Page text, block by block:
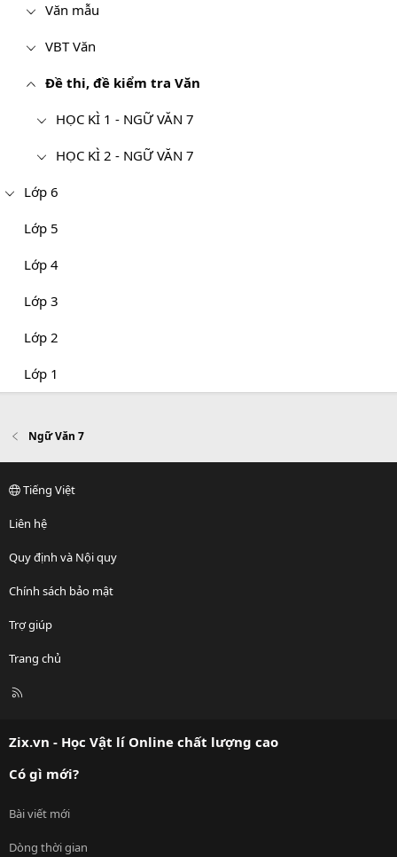
Văn mẫu
VBT Văn
Đề thi, đề kiểm tra Văn
HỌC KÌ 1 - NGỮ VĂN 7
HỌC KÌ 2 - NGỮ VĂN 7
Lớp 6
Lớp 5
Lớp 4
Lớp 3
Lớp 2
Lớp 1
Ngữ Văn 7
Tiếng Việt
Liên hệ
Quy định và Nội quy
Chính sách bảo mật
Trợ giúp
Trang chủ
R
Zix.vn - Học Vật lí Online chất lượng cao
Có gì mới?
Bài viết mới
Dòng thời gian